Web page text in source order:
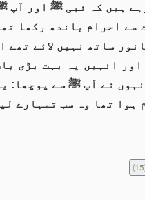
ہیں کہ نبی ﷺ اور آپ
سے احرام باندھ رکھا
ساتھ نہیں لائے
انہیں یہ بہت بڑی
نے آپ ﷺ سے پوچھا:
ہوا تھا وہ سب تمہارے